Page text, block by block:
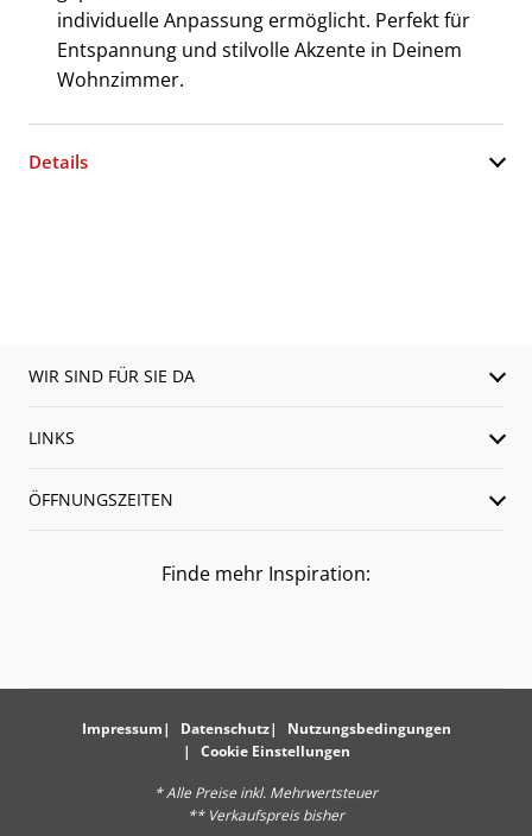
individuelle Anpassung ermöglicht. Perfekt für
Entspannung und stilvolle Akzente in Deinem
Wohnzimmer.
Details
WIR SIND FÜR SIE DA
LINKS
ÖFFNUNGSZEITEN
Finde mehr Inspiration:
Impressum Datenschutz
Nutzungsbedingungen
Cookie Einstellungen
* Alle Preise inkl. Mehrwertsteuer
** Verkaufspreis bisher